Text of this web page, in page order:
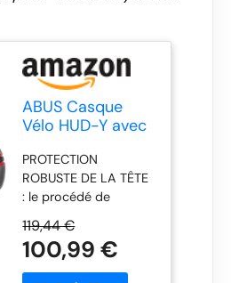
ABUS Casque
Vélo HUD-Y avec
titan/rouge, M
PROTECTION
ROBUSTE DE LA TÊTE
: le procédé de
relie la mousse dure
absorbant les chocs
(EPS) de manière
119,44 €
100,99 €